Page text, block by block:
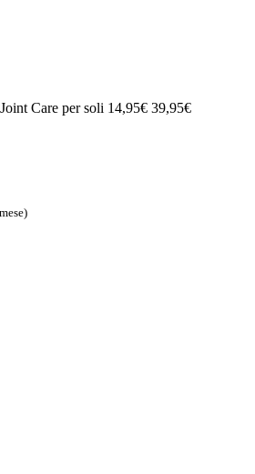
Care persoli 14,95€ 39,95€